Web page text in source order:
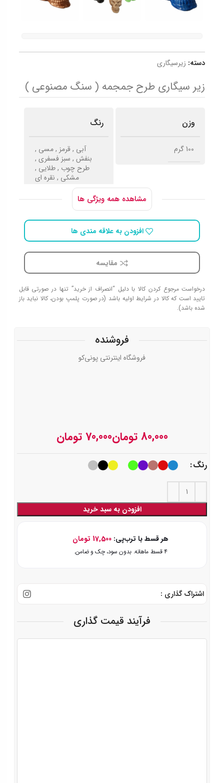
دسته: زیرسیگاری
زیر سیگاری طرح جمجمه ( سنگ مصنوعی )
وزن
100 گرم
رنگ
آبی ,قرمز ,مسی ,
بنفش , سبز فسفری ,
طرح چوب ,طلایی ,
مشکی , نقره ای
مشاهده همه ویژگی ها
افزودن به علاقه مندی ها
مقایسه
درخواست مرجوع کردن کالا با دلیل “انصراف از خرید” تنها در صورتی قابل
تایید است که کالا در شرایط اولیه باشد (در صورت پلمپ بودن، کالا نباید باز
شده باشد).
فروشنده
فروشگاه اینترنتی پونی‌کو
تومان تومان
رنگ
افزودن به سبد خرید
هر قسط با ترب‌پی: 17,500 تومان
۴ قسط ماهانه. بدون سود، چک و ضامن.
اشتراک گذاری :
فرآیند قیمت گذاری